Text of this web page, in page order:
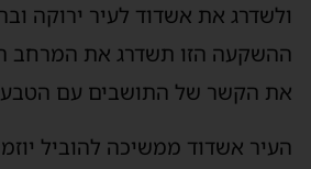
ולשדרג את אשדוד לעיר ירוקה
ההשקעה הזו תשדרג את המרחב
את הקשר של התושבים עם
העיר אשדוד ממשיכה להוביל